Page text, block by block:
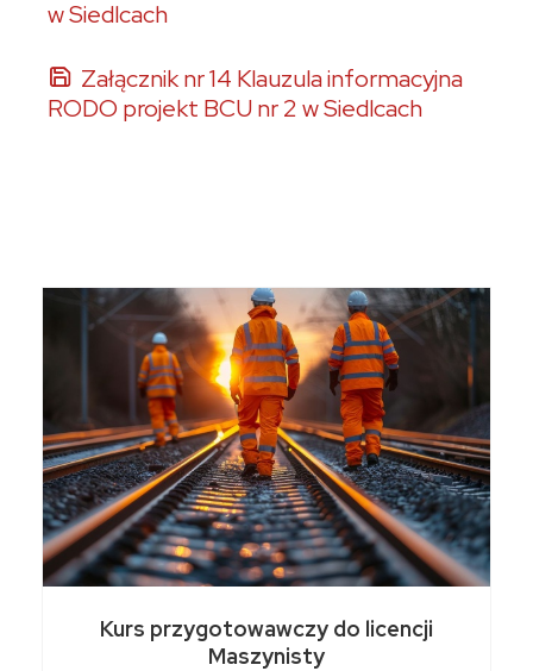
w Siedlcach
Załącznik nr 14 Klauzula informacyjna
RODO projekt BCU nr 2 w Siedlcach
Kurs przygotowawczy do licencji
Maszynisty